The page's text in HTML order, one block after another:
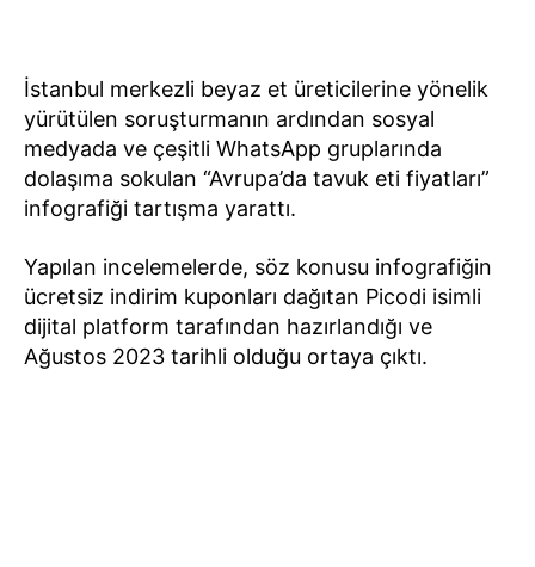
İstanbul merkezli beyaz et üreticilerine yönelik
yürütülen soruşturmanın ardından sosyal
medyada ve çeşitli WhatsApp gruplarında
dolaşıma sokulan “Avrupa’da tavuk eti fiyatları”
infografiği tartışma yarattı.
Yapılan incelemelerde, söz konusu infografiğin
ücretsiz indirim kuponları dağıtan Picodi isimli
dijital platform tarafından hazırlandığı ve
Ağustos 2023 tarihli olduğu ortaya çıktı.